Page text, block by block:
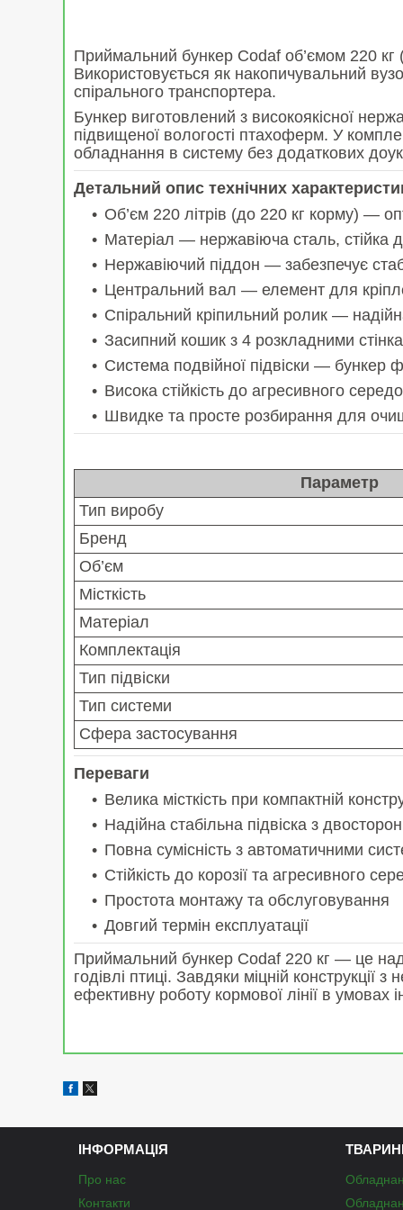
Приймальний бункер Codaf об’ємом 220 кг
Використовується як накопичувальний
спірального транспортера.
Бункер виготовлений з високоякісної
підвищеної вологості птахоферм. У
обладнання в систему без додаткових
Детальний опис технічних
Об’єм 220 літрів (до 220 кг корму) —
Матеріал — нержавіюча сталь, стійка
Нержавіючий піддон — забезпечує
Центральний вал — елемент для
Спіральний кріпильний ролик —
Засипний кошик з 4 розкладними
Система подвійної підвіски — бункер
Висока стійкість до агресивного
Швидке та просте розбирання для
Параметр
Тип виробу
Бренд
Об’єм
Місткість
Матеріал
Комплектація
Тип підвіски
Тип системи
Сфера застосування
Переваги
Велика місткість при компактній
Надійна стабільна підвіска з
Повна сумісність з автоматичними
Стійкість до корозії та агресивного
Простота монтажу та обслуговування
Довгий термін експлуатації
Приймальний бункер Codaf 220 кг — це
годівлі птиці. Завдяки міцній конструкції
ефективну роботу кормової лінії в умовах
ІНФОРМАЦІЯ
Про нас
Контакти